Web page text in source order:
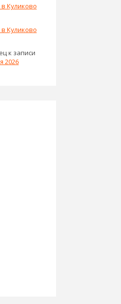
Куликово
Куликово
к записи
2026